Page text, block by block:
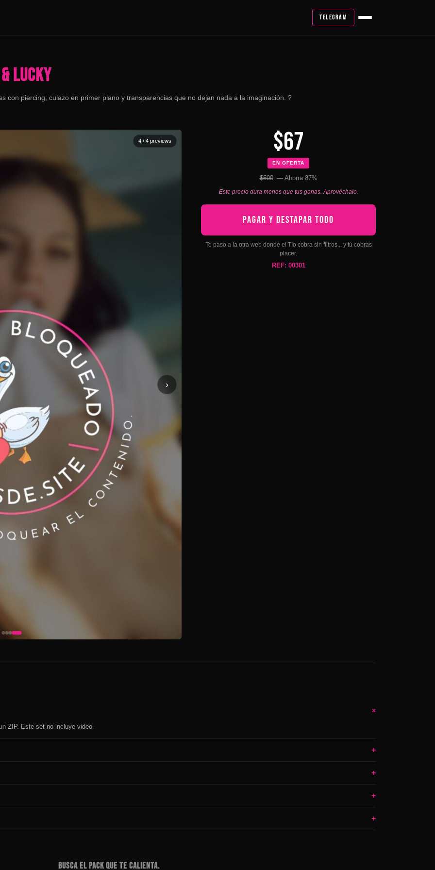
TELEGRAM
LUCKY
con piercing, culazo en primer plano y transparencias que no dejan nada a la imaginación. ?
4 / 4 previews
›
$67
EN OFERTA
$500 — Ahorra 87%
Este precio dura menos que tus ganas. Aprovéchalo.
PAGAR Y DESTAPAR TODO
Te paso a la otra web donde el Tío cobra sin filtros... y tú cobras
placer.
REF: 00301
+
ZIP. Este set no incluye video.
+
+
+
+
BUSCA EL PACK QUE TE CALIENTA.